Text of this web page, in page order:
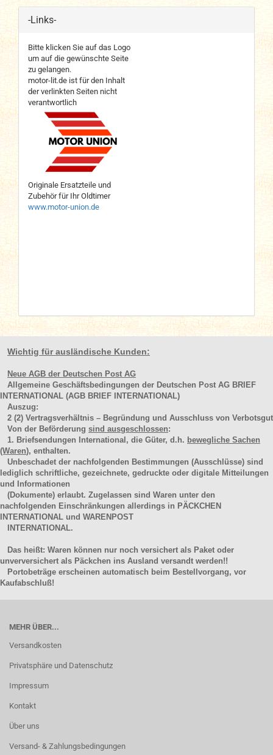
-Links-
Bitte klicken Sie auf das Logo
um auf die gewünschte Seite
zu gelangen.
motor-lit.de ist für den Inhalt
der verlinkten Seiten nicht
verantwortlich
Originale Ersatzteile und
Zubehör für Ihr Oldtimer
www.motor-union.de
Wichtig für ausländische Kunden:
Neue AGB der Deutschen Post AG
Allgemeine Geschäftsbedingungen der Deutschen Post AG BRIEF
INTERNATIONAL (AGB BRIEF INTERNATIONAL)
Auszug:
2 (2) Vertragsverhältnis – Begründung und Ausschluss von Verbotsgut
Von der Beförderung sind ausgeschlossen:
1. Briefsendungen International, die Güter, d.h. bewegliche Sachen
(Waren), enthalten.
Unbeschadet der nachfolgenden Bestimmungen (Ausschlüsse) sind
lediglich schriftliche, gezeichnete, gedruckte oder digitale Mitteilungen
und Informationen
(Dokumente) erlaubt. Zugelassen sind Waren unter den
nachfolgenden Einschränkungen allerdings in PÄCKCHEN
INTERNATIONAL und WARENPOST
INTERNATIONAL.
Das heißt: Waren können nur noch versichert als Paket oder
unverversichert als Päckchen ins Ausland versandt werden!!
Portobeträge erscheinen automatisch beim Bestellvorgang, vor
Kaufabschluß!
MEHR ÜBER...
Versandkosten
Privatsphäre und Datenschutz
Impressum
Kontakt
Über uns
Versand- & Zahlungsbedingungen